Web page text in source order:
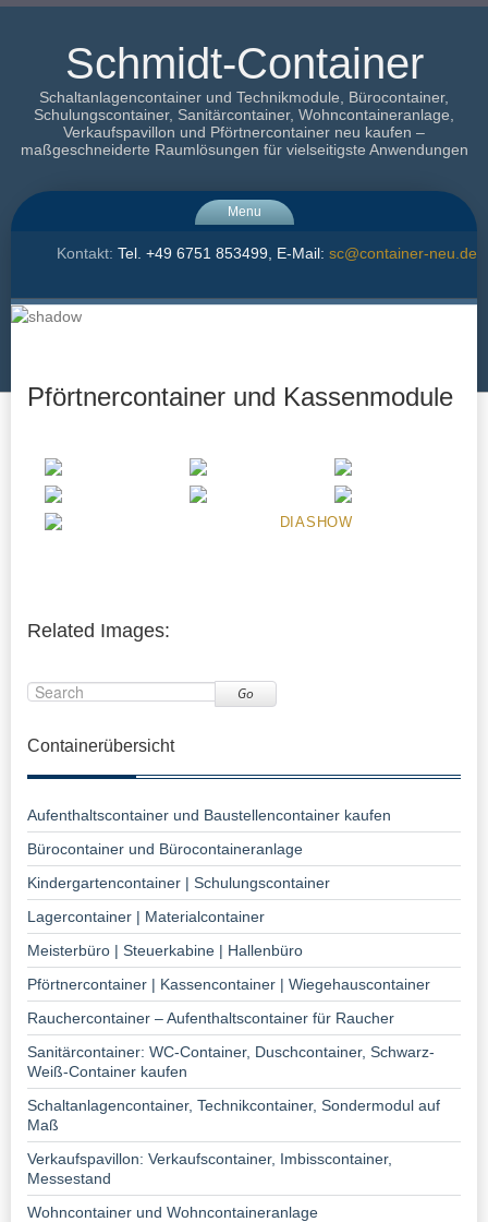
Schmidt-Container
Schaltanlagencontainer und Technikmodule, Bürocontainer,
Schulungscontainer, Sanitärcontainer, Wohncontaineranlage,
Verkaufspavillon und Pförtnercontainer neu kaufen –
maßgeschneiderte Raumlösungen für vielseitigste Anwendungen
Menu
Kontakt: Tel. +49 6751 853499, E-Mail: sc@container-neu.de
Pförtnercontainer und Kassenmodule
DIASHOW
Related Images:
Go
Containerübersicht
Aufenthaltscontainer und Baustellencontainer kaufen
Bürocontainer und Bürocontaineranlage
Kindergartencontainer | Schulungscontainer
Lagercontainer | Materialcontainer
Meisterbüro | Steuerkabine | Hallenbüro
Pförtnercontainer | Kassencontainer | Wiegehauscontainer
Rauchercontainer – Aufenthaltscontainer für Raucher
Sanitärcontainer: WC-Container, Duschcontainer, Schwarz-
Weiß-Container kaufen
Schaltanlagencontainer, Technikcontainer, Sondermodul auf
Maß
Verkaufspavillon: Verkaufscontainer, Imbisscontainer,
Messestand
Wohncontainer und Wohncontaineranlage